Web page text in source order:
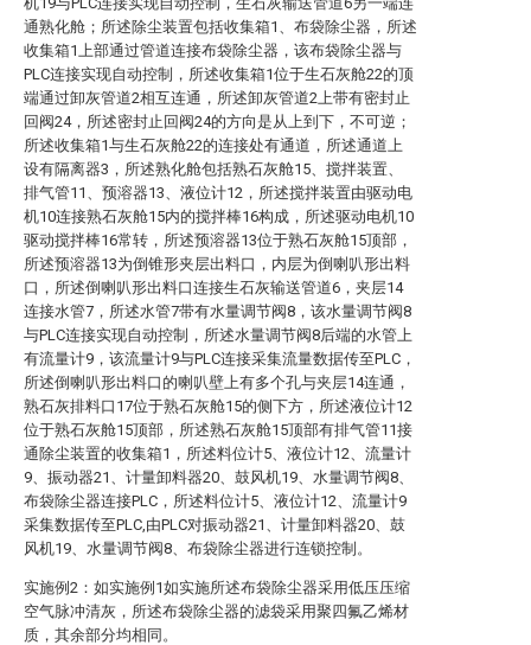
通熟化舱；所述除尘装置包括收集箱1、布袋除尘器，所述
收集箱1上部通过管道连接布袋除尘器，该布袋除尘器与
PLC连接实现自动控制，所述收集箱1位于生石灰舱22的顶
端通过卸灰管道2相互连通，所述卸灰管道2上带有密封止
回阀24，所述密封止回阀24的方向是从上到下，不可逆；
所述收集箱1与生石灰舱22的连接处有通道，所述通道上
设有隔离器3，所述熟化舱包括熟石灰舱15、搅拌装置、
排气管11、预溶器13、液位计12，所述搅拌装置由驱动电
机10连接熟石灰舱15内的搅拌棒16构成，所述驱动电机10
驱动搅拌棒16常转，所述预溶器13位于熟石灰舱15顶部，
所述预溶器13为倒锥形夹层出料口，内层为倒喇叭形出料
口，所述倒喇叭形出料口连接生石灰输送管道6，夹层14
连接水管7，所述水管7带有水量调节阀8，该水量调节阀8
与PLC连接实现自动控制，所述水量调节阀8后端的水管上
有流量计9，该流量计9与PLC连接采集流量数据传至PLC，
所述倒喇叭形出料口的喇叭壁上有多个孔与夹层14连通，
熟石灰排料口17位于熟石灰舱15的侧下方，所述液位计12
位于熟石灰舱15顶部，所述熟石灰舱15顶部有排气管11接
通除尘装置的收集箱1，所述料位计5、液位计12、流量计
9、振动器21、计量卸料器20、鼓风机19、水量调节阀8、
布袋除尘器连接PLC，所述料位计5、液位计12、流量计9
采集数据传至PLC,由PLC对振动器21、计量卸料器20、鼓
风机19、水量调节阀8、布袋除尘器进行连锁控制。
实施例2：如实施例1如实施所述布袋除尘器采用低压压缩
空气脉冲清灰，所述布袋除尘器的滤袋采用聚四氟乙烯材
质，其余部分均相同。